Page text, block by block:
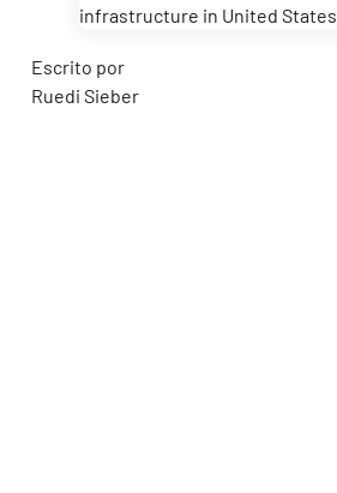
infrastructure in United States.
Escrito por
Ruedi Sieber